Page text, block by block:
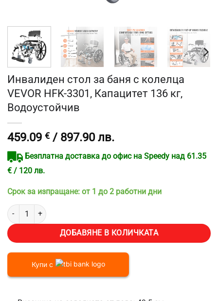
Инвалиден стол за баня с колелца
VEVOR HFK-3301, Капацитет 136 кг,
Водоустойчив
459.09 € / 897.90 лв.
Безплатна доставка до офис на Speedy над 61.35
€ / 120 лв.
Срок за изпращане: от 1 до 2 работни дни
количество за Инвалиден стол за баня с колелца VEVOR HFK-
ДОБАВЯНЕ В КОЛИЧКАТА
Купи с